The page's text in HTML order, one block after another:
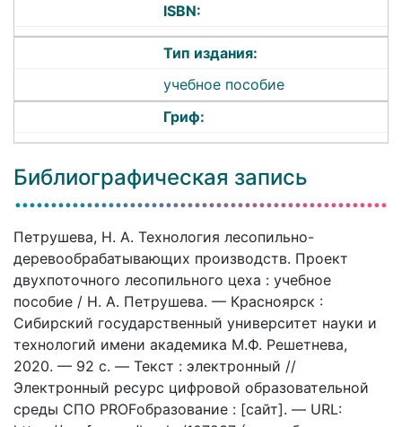
ISBN:
Тип издания:
учебное пособие
Гриф:
Библиографическая запись
Петрушева, Н. А. Технология лесопильно-
деревообрабатывающих производств. Проект
двухпоточного лесопильного цеха : учебное
пособие / Н. А. Петрушева. — Красноярск :
Сибирский государственный университет науки и
технологий имени академика М.Ф. Решетнева,
2020. — 92 c. — Текст : электронный //
Электронный ресурс цифровой образовательной
среды СПО PROFобразование : [сайт]. — URL: